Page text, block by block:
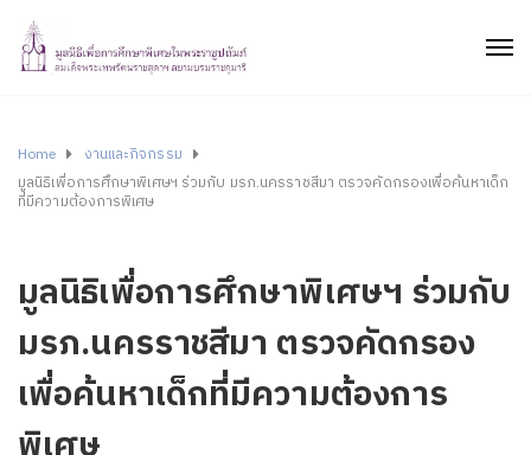
Home
งานและกิจกรรม
มูลนิธิเพื่อการศึกษาพิเศษฯ ร่วมกับ มรภ.นครราชสีมา ตรวจคัดกรองเพื่อค้นหาเด็ก
ที่มีความต้องการพิเศษ
มูลนิธิเพื่อการศึกษาพิเศษฯ ร่วมกับ
มรภ.นครราชสีมา ตรวจคัดกรอง
เพื่อค้นหาเด็กที่มีความต้องการ